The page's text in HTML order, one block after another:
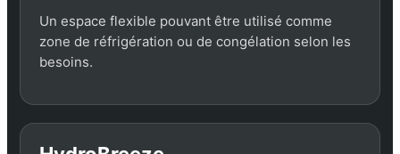
Un espace flexible pouvant être utilisé comme
zone de réfrigération ou de congélation selon les
besoins.